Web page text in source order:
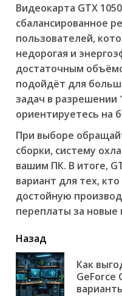
Видеокарта GTX
сбалансированное
пользователей,
недорогая и
достаточным
подойдёт для
задач в разрешении
ориентируетесь на
При выборе
сборки, систему
вашим ПК. В итоге,
вариант для тех,
достойную
переплаты за новые
читать
еще
Назад
Как
GeForce